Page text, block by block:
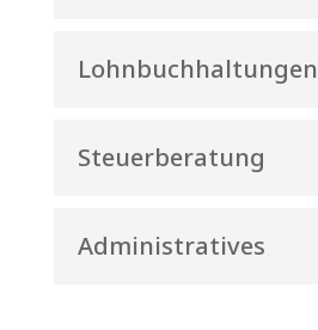
Lohnbuchhaltungen
Steuerberatung
Administratives